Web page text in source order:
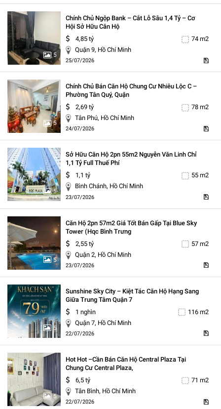
5
Chính Chủ Ngộp Bank – Cắt Lỗ Sâu 1,4 Tỷ – Cơ
Hội Sở Hữu Căn Hộ
4,85 tỷ
74 m2
Quận 9, Hồ Chí Minh
25/07/2026
5
Chính Chủ Bán Căn Hộ Chung Cư Nhiêu Lộc C –
Phường Tân Quý, Quận
2,69 tỷ
78 m2
Tân Phú, Hồ Chí Minh
24/07/2026
5
Sở Hữu Căn Hộ 2pn 55m2 Nguyễn Văn Linh Chỉ
1,1 Tỷ Full Thuế Phí
1,1 tỷ
55 m2
Bình Chánh, Hồ Chí Minh
23/07/2026
5
Căn Hộ 2pn 57m2 Giá Tốt Bán Gấp Tại Blue Sky
Tower (hqc Bình Trưng
2,55 tỷ
57 m2
Quận 2, Hồ Chí Minh
23/07/2026
5
Sunshine Sky City – Kiệt Tác Căn Hộ Hạng Sang
Giữa Trung Tâm Quận 7
1 nghìn
116 m2
Quận 7, Hồ Chí Minh
22/07/2026
5
Hot Hot –cần Bán Căn Hộ Central Plaza Tại
Chung Cư Central Plaza,
6,5 tỷ
71 m2
Tân Bình, Hồ Chí Minh
22/07/2026